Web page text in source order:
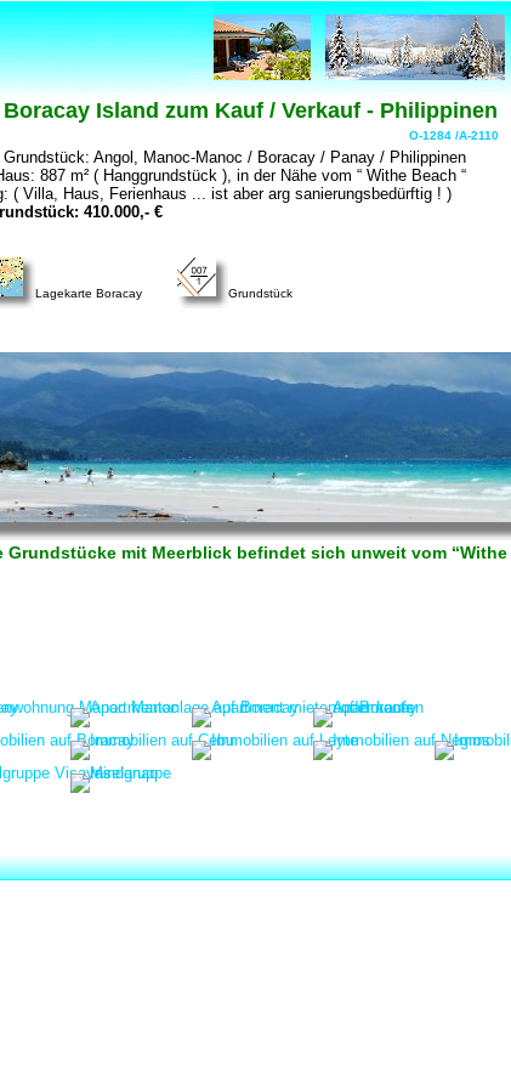
Grundstück: Angol, Manoc-Manoc / Boracay / Panay / Philippinen
887 m² ( Hanggrundstück ), in der Nähe vom “ Withe Beach “
( Villa, Haus, Ferienhaus ... ist aber arg sanierungsbedürftig ! )
410.000,- €
O-1284 /A-2110
Island zum Kauf / Verkauf - Philippinen
Grundstücke mit Meerblick befindet sich unweit vom
Lagekarte Boracay Grundstück